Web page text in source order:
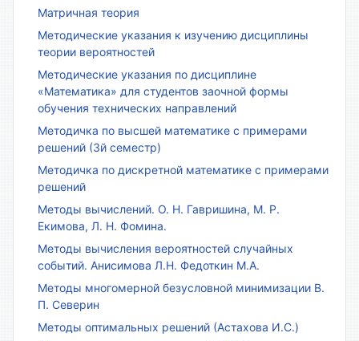
Матричная теория
Методические указания к изучению дисциплины
теории вероятностей
Методические указания по дисциплине
«Математика» для студентов заочной формы
обучения технических направлений
Методичка по высшей математике с примерами
решений (3й семестр)
Методичка по дискретной математике с примерами
решений
Методы вычислений. О. Н. Гавришина, М. Р.
Екимова, Л. Н. Фомина.
Методы вычисления вероятностей случайных
событий. Анисимова Л.Н. Федоткин М.А.
Методы многомерной безусловной минимизации В.
П. Северин
Методы оптимальных решений (Астахова И.С.)